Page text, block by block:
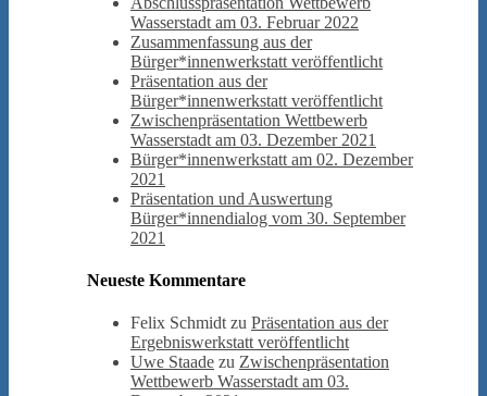
Wasserstadt am 03. Februar 2022
Zusammenfassung aus der
Bürger*innenwerkstatt veröffentlicht
Präsentation aus der
Bürger*innenwerkstatt veröffentlicht
Zwischenpräsentation Wettbewerb
Wasserstadt am 03. Dezember 2021
Bürger*innenwerkstatt am 02. Dezember
2021
Präsentation und Auswertung
Bürger*innendialog vom 30. September
2021
Neueste Kommentare
Felix Schmidt zu Präsentation aus der
Ergebniswerkstatt veröffentlicht
Uwe Staade zu Zwischenpräsentation
Wettbewerb Wasserstadt am 03.